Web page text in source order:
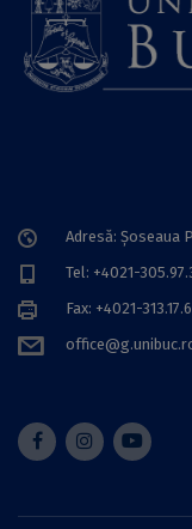
Adresă: Șoseaua
Tel: +4021-
Fax: +4021-